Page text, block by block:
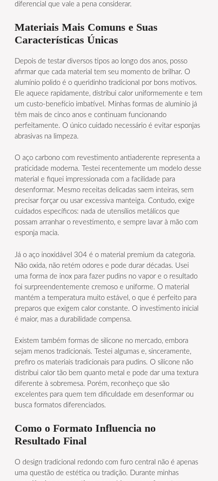
diferencial que vale a pena considerar.
Materiais Mais Comuns e Suas
Características Únicas
Depois de testar diversos tipos ao longo dos anos, posso
afirmar que cada material tem seu momento de brilhar. O
alumínio polido é o queridinho tradicional por bons motivos.
Ele aquece rapidamente, distribui calor uniformemente e tem
um custo-benefício imbatível. Minhas formas de alumínio já
têm mais de cinco anos e continuam funcionando
perfeitamente. O único cuidado necessário é evitar esponjas
abrasivas na limpeza.
O aço carbono com revestimento antiaderente representa a
praticidade moderna. Testei recentemente um modelo desse
material e fiquei impressionada com a facilidade para
desenformar. Mesmo receitas delicadas saem inteiras, sem
precisar forçar ou usar excessiva manteiga. Contudo, exige
cuidados específicos: nada de utensílios metálicos que
possam arranhar o revestimento, e sempre lavar à mão com
esponja macia.
Já o aço inoxidável 304 é o material premium da categoria.
Não oxida, não retém odores e pode durar décadas. Usei
uma forma de inox para fazer pudins no vapor e o resultado
foi surpreendentemente cremoso e uniforme. O material
mantém a temperatura muito estável, o que é perfeito para
preparos que exigem calor constante. O investimento inicial
é maior, mas a durabilidade compensa.
Existem também formas de silicone no mercado, embora
sejam menos tradicionais. Testei algumas e, sinceramente,
prefiro os materiais tradicionais para pudins. O silicone não
distribui calor tão bem quanto metal e pode dar uma textura
diferente à sobremesa. Porém, reconheço que são
excelentes para quem tem dificuldade em desenformar ou
busca formatos diferenciados.
Como o Formato Influencia no
Resultado Final
O design tradicional redondo com furo central não é apenas
uma questão de estética ou tradição. Durante minhas